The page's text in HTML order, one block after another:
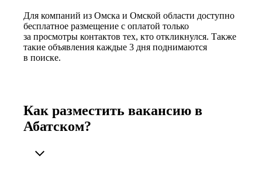
Для компаний из Омска и Омской области доступно
бесплатное размещение с оплатой только
за просмотры контактов тех, кто откликнулся. Также
такие объявления каждые 3 дня поднимаются
в поиске.
Как разместить вакансию в
Абатском?